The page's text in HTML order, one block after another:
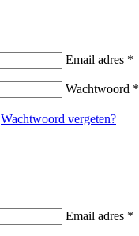
Email adres *
Wachtwoord *
Wachtwoord vergeten?
Email adres *